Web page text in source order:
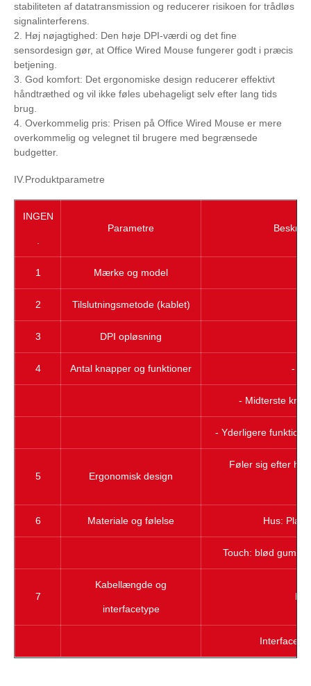
stabiliteten af ​​datatransmission og reducerer risikoen for trådløs
signalinterferens.
2. Høj nøjagtighed: Den høje DPI-værdi og det fine
sensordesign gør, at Office Wired Mouse fungerer godt i præcis
betjening.
3. God komfort: Det ergonomiske design reducerer effektivt
håndtræthed og vil ikke føles ubehageligt selv efter lang tids
brug.
4. Overkommelig pris: Prisen på Office Wired Mouse er mere
overkommelig og velegnet til brugere med begrænsede
budgetter.
IV.Produktparametre
INGEN
Parametre
1 Mærke og model
2 Tilslutningsmetode (kablet)
3 DPI opløsning
4 Antal knapper og funktioner -
- Midterste
- Yderligere
5 Ergonomisk design
Føler sig efter
6 Materiale og følelse Hus:
Touch: blød
7
Kabellængde og
interfacetype
Interface